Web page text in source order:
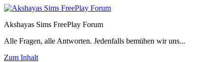
Akshayas Sims FreePlay Forum
Alle Fragen, alle Antworten. Jedenfalls bemühen wir uns...
Zum Inhalt